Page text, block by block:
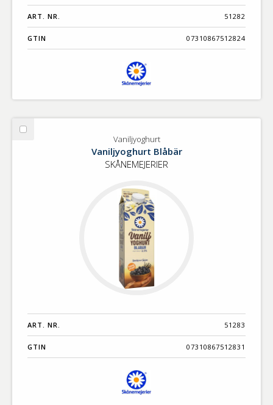
ART. NR. 51282
GTIN 07310867512824
Välj
Vaniljyoghurt
Vaniljyoghurt Blåbär
SKÅNEMEJERIER
ART. NR. 51283
GTIN 07310867512831